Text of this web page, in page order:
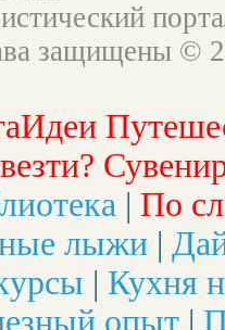
защищены ©
| По
лыжи |
| Кухня
опыт |